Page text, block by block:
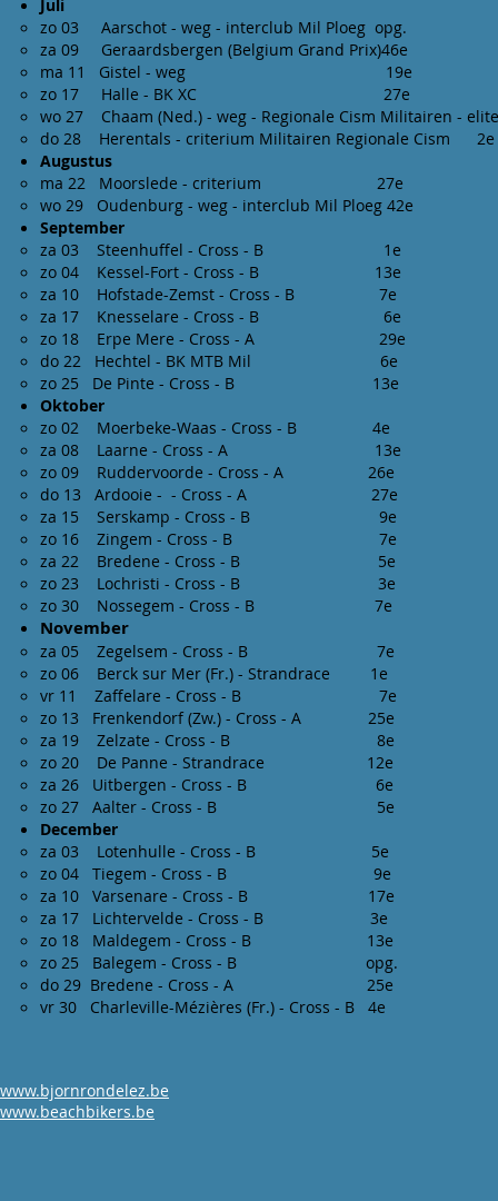
Juli
zo 03 Aarschot - weg - interclub Mil Ploeg opg.
za 09 Geraardsbergen (Belgium Grand Prix)46e
ma 11 Gistel - weg 19e
zo 17 Halle - BK XC 27e
wo 27 Chaam (Ned.) - weg - Regionale Cism Militairen -
do 28 Herentals - criterium Militairen Regionale Cism 2e
Augustus
ma 22 Moorslede - criterium 27e
wo 29 Oudenburg - weg - interclub Mil Ploeg 42e
September
za 03 Steenhuffel - Cross - B 1e
zo 04 Kessel-Fort - Cross - B 13e
za 10 Hofstade-Zemst - Cross - B 7e
za 17 Knesselare - Cross - B 6e
zo 18 Erpe Mere - Cross - A 29e
do 22 Hechtel - BK MTB Mil 6e
zo 25 De Pinte - Cross - B 13e
Oktober
zo 02 Moerbeke-Waas - Cross - B 4e
za 08 Laarne - Cross - A 13e
zo 09 Ruddervoorde - Cross - A 26e
do 13 Ardooie - - Cross - A 27e
za 15 Serskamp - Cross - B 9e
zo 16 Zingem - Cross - B 7e
za 22 Bredene - Cross - B 5e
zo 23 Lochristi - Cross - B 3e
zo 30 Nossegem - Cross - B 7e
November
za 05 Zegelsem - Cross - B 7e
zo 06 Berck sur Mer (Fr.) - Strandrace 1e
vr 11 Zaffelare - Cross - B 7e
zo 13 Frenkendorf (Zw.) - Cross - A 25e
za 19 Zelzate - Cross - B 8e
zo 20 De Panne - Strandrace 12e
za 26 Uitbergen - Cross - B 6e
zo 27 Aalter - Cross - B 5e
December
za 03 Lotenhulle - Cross - B 5e
zo 04 Tiegem - Cross - B 9e
za 10 Varsenare - Cross - B 17e
za 17 Lichtervelde - Cross - B 3e
zo 18 Maldegem - Cross - B 13e
zo 25 Balegem - Cross - B opg.
do 29 Bredene - Cross - A 25e
vr 30 Charleville-Mézières (Fr.) - Cross - B 4e
www.bjornrondelez.be
www.beachbikers.be